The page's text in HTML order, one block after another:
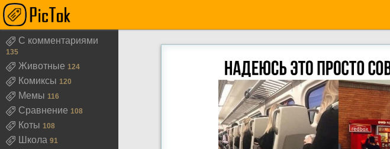
С комментариями
135
Животные 124
Комиксы 120
Мемы 116
Сравнение 108
Коты 108
Школа 91